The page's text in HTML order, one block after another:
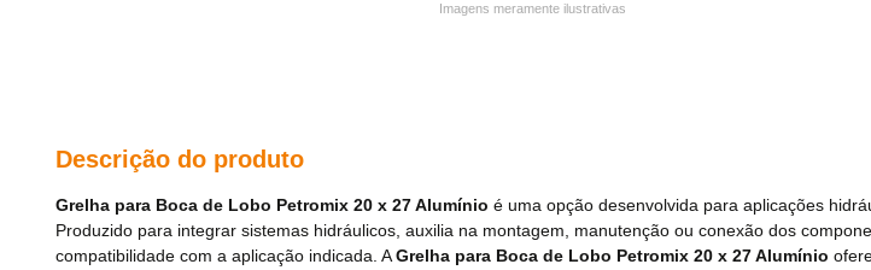
Imagens meramente ilustrativas
Descrição do produto
Grelha para Boca de Lobo Petromix 20 x 27 Alumínio é uma opção desenvolvida para aplicações
Produzido para integrar sistemas hidráulicos, auxilia na montagem, manutenção ou conexão dos
compatibilidade com a aplicação indicada. AGrelha para Boca de Lobo Petromix 20 x 27 Alumínio